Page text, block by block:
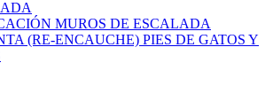
MUROS DE ESCALADA
(RE-ENCAUCHE) PIES DE GATOS Y